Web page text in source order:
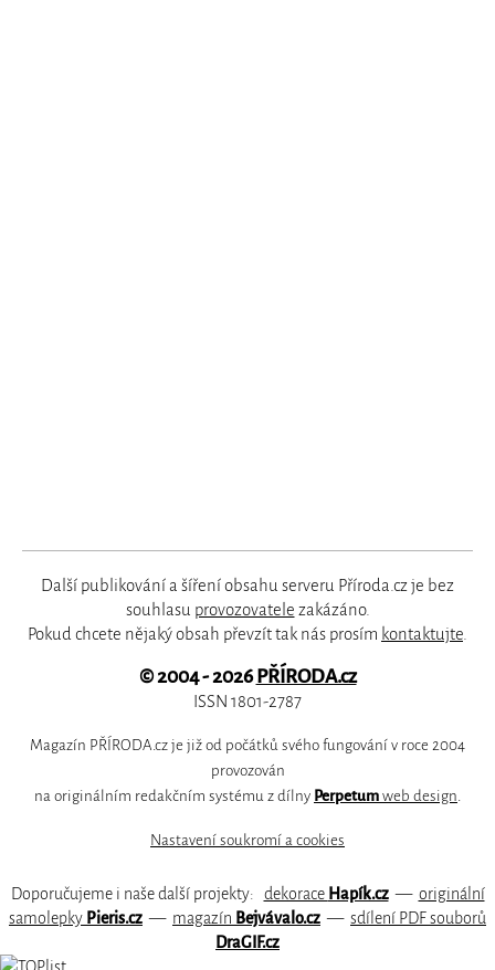
Další publikování a šíření obsahu serveru Příroda.cz je bez
souhlasu provozovatele zakázáno.
Pokud chcete nějaký obsah převzít tak nás prosím kontaktujte.
© 2004 - 2026PŘÍRODA.cz
ISSN 1801-2787
Magazín PŘÍRODA.cz je již od počátků svého fungování v roce 2004
provozován
na originálním redakčním systému z dílny Perpetum web design
Nastavení soukromí a cookies
Doporučujeme i naše další projekty: dekorace Hapík.cz— originální
samolepky Pieris.cz — magazín Bejvávalo.cz — sdílení PDF souborů
DraGIF.cz